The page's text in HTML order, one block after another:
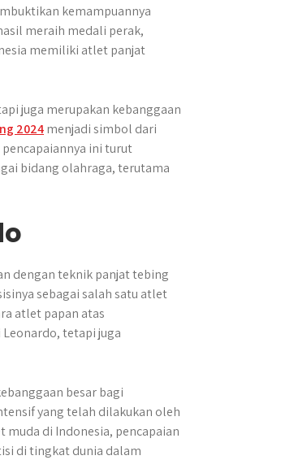
kemampuannya
meraih medali perak,
memiliki atlet panjat
juga merupakan kebanggaan
2024menjadi simbol dari
ini turut
bidang olahraga, terutama
dengan teknik panjat tebing
sebagai salah satu atlet
atlet papan atas
tetapi juga
besar bagi
yang telah dilakukan oleh
di Indonesia, pencapaian
di tingkat dunia dalam